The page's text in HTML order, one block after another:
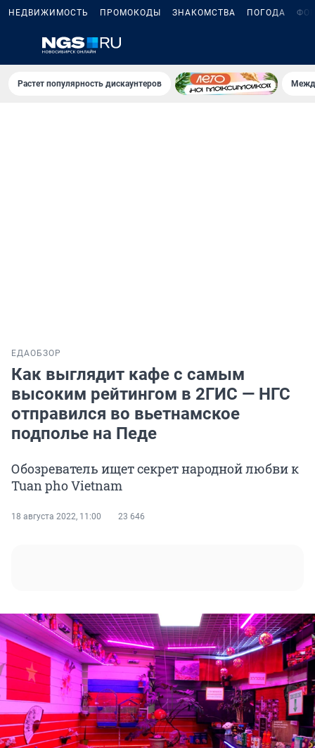
НЕДВИЖИМОСТЬ ПРОМОКОДЫ ЗНАКОМСТВА ПОГОДА
Растет популярность дискаунтеров
ЕДАОБЗОР
Как выглядит кафе с самым
высоким рейтингом в 2ГИС — НГС
отправился во вьетнамское
подполье на Педе
Обозреватель ищет секрет народной любви к
Tuan pho Vietnam
18 августа 2022, 11:00 23 646